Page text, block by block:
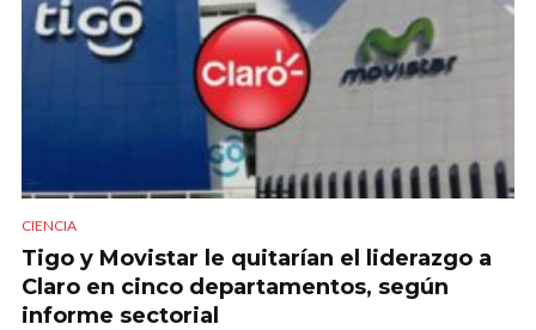
CIENCIA
Tigo y Movistar le quitarían el liderazgo a
Claro en cinco departamentos, según
informe sectorial